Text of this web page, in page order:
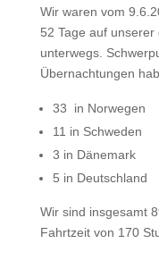
Wir waren vom
52 Tage auf
unterwegs.
Übernachtungen
33 in Norwegen
11 in Schweden
3 in Dänemark
5 in Deutschland
Wir sind insgesamt
Fahrtzeit von 170